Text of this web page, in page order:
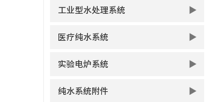
工业型水处理系统
医疗纯水系统
实验电炉系统
纯水系统附件